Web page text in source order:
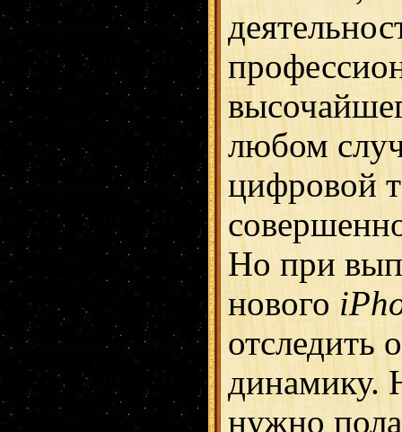
любом
цифровой
Но при
нового
отследить
динамику.
нужно